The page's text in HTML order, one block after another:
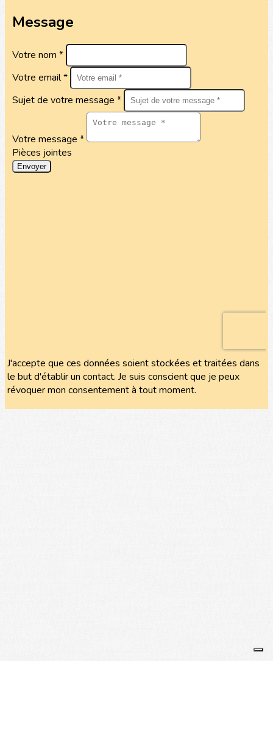
J'accepte que ces données soient stockées et traitées dans
le but d'établir un contact. Je suis conscient que je peux
révoquer mon consentement à tout moment.